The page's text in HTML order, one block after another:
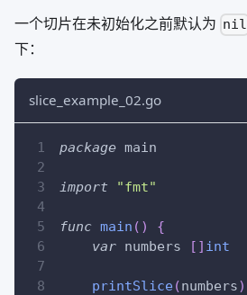
一个切片在未初始化之前默认为 nil
下：
slice_example_02.go
package main
import "fmt"
func main ( )
{
var numbers [ ] int
printSlice(numbers)